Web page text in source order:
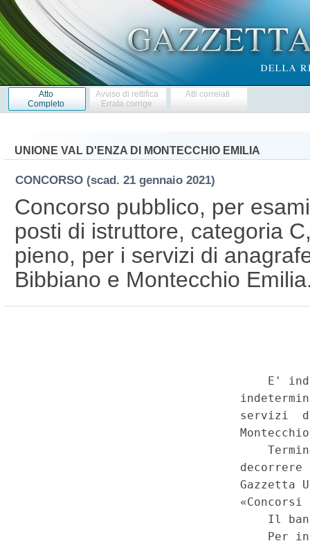
Atto
Completo
Avviso di rettifica
Errata corrige
Atti correlati
UNIONE VAL D'ENZA DI MONTECCHIO EMILIA
CONCORSO (scad. 21 gennaio 2021)
Concorso pubblico, per
posti di istruttore, categoria
pieno, per i servizi di
Bibbiano e Montecchio